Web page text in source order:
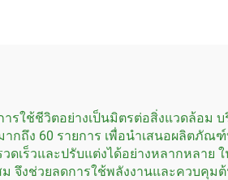
ใช้ชีวิตอย่างเป็นมิตรต่อสิ่งแวดล้อม บ
ถึง 60 รายการ เพื่อนำเสนอผลิตภั
เร็วและปรับแต่งได้อย่างหลากหลา
งช่วยลดการใช้พลังงานและควบคุม